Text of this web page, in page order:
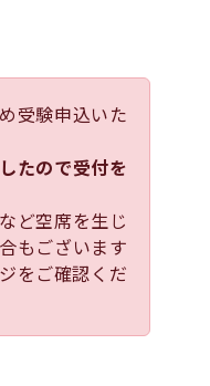
受験申込いた
たので受付を
ど空席を生じ
もございます
をご確認くだ